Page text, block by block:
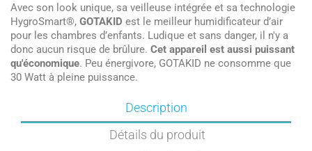
Avec son look unique, sa veilleuse intégrée et sa technologie
HygroSmart®, GOTAKID est le meilleur humidificateur d’air
pour les chambres d’enfants. Ludique et sans danger, il n'y a
donc aucun risque de brûlure. Cet appareil est aussi puissant
qu'économique. Peu énergivore, GOTAKID ne consomme que
30 Watt à pleine puissance.
Description
Détails du produit